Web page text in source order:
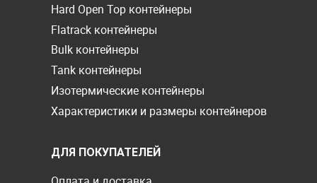
Hard Open Top контейнеры
Flatrack контейнеры
Bulk контейнеры
Tank контейнеры
Изотермические контейнеры
Характеристики и размеры контейнеров
ДЛЯ ПОКУПАТЕЛЕЙ